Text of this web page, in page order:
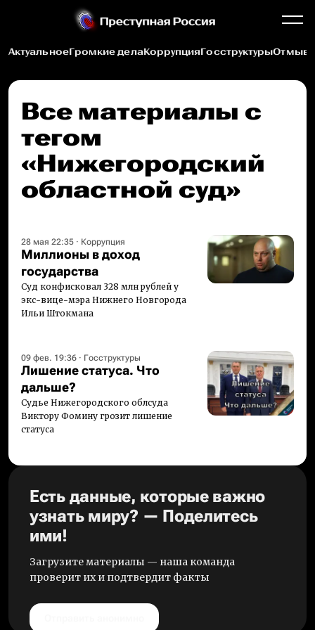
АктуальноеГромкие делаКоррупцияГосструктуры
Все материалы c
тегом
«Нижегородский
областной суд»
28 мая 22:35 · Коррупция
Миллионы в доход
государства
Суд конфисковал 328 млн рублей у
экс-вице-мэра Нижнего Новгорода
Ильи Штокмана
09 фев. 19:36 · Госструктуры
Лишение статуса. Что
дальше?
Судье Нижегородского облсуда
Виктору Фомину грозит лишение
статуса
Есть данные, которые важно
узнать миру? — Поделитесь
ими!
Загрузите материалы — наша команда
проверит их и подтвердит факты